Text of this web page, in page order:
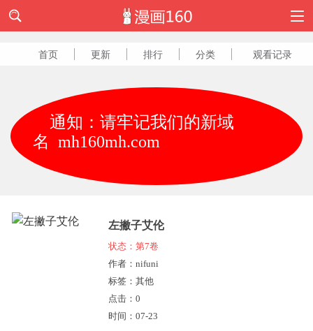
首页 更新 排行 分类 观看记录
通知：请牢记我们的新域
名 mh160mh.com
左撇子艾伦
状态：第7卷
作者：nifuni
标签：其他
点击： 0
时间：07-23